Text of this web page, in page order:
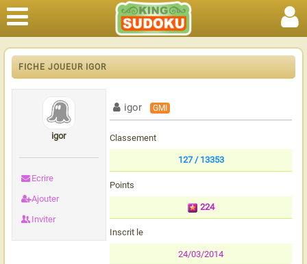
FICHE JOUEUR IGOR
igor
Ecrire
Ajouter
Inviter
igor GMI
Classement
127 / 13353
Points
224
Inscrit le
24/03/2014